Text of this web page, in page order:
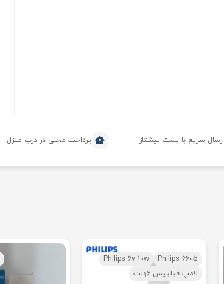
ارسال سریع با پست پیشتاز پرداخت محلی در درب منزل
Philips 6605
Philips 6v 10w
لامپ فیلیپس 6ولت